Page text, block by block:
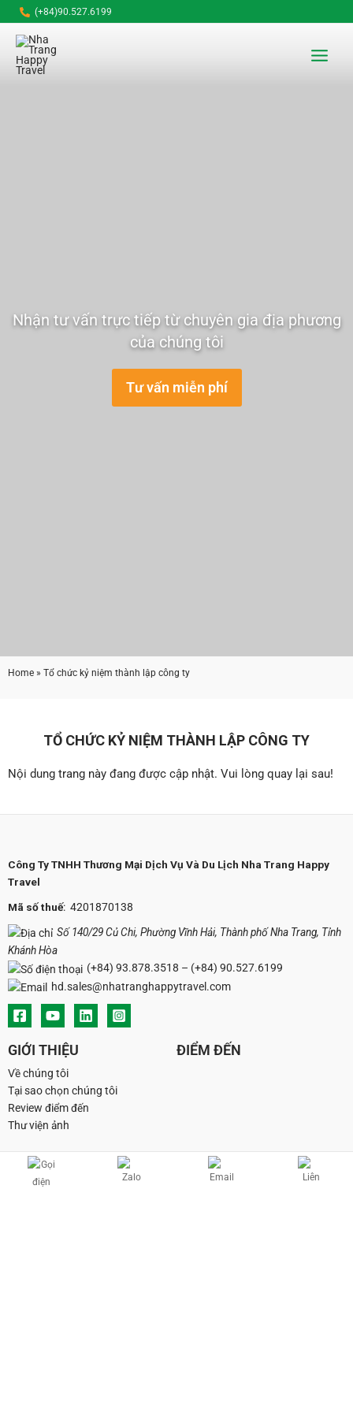
Nhảy
tới
dung
(+84)90.527.6199
Menu
Nhận tư vấn trực tiếp từ chuyên gia địa phương
của chúng tôi
Tư vấn miễn phí
Home » Tổ chức kỷ niệm thành lập công ty
TỔ CHỨC KỶ NIỆM THÀNH LẬP CÔNG TY
Nội dung trang này đang được cập nhật. Vui lòng quay lại sau!
Công Ty TNHH Thương Mại Dịch Vụ Và Du Lịch Nha Trang Happy
Travel
Mã số thuế: 4201870138
Số 140/29 Củ Chi, Phường Vĩnh Hải, Thành phố Nha Trang, Tỉnh
Khánh Hòa
(+84) 93.878.3518 – (+84) 90.527.6199
hd.sales@nhatranghappytravel.com
GIỚI THIỆU
Về chúng tôi
Tại sao chọn chúng tôi
Review điểm đến
Thư viện ảnh
ĐIỂM ĐẾN
CHUYẾN ĐI
Tuor Đảo & Land Tuor
HỮU ÍCH